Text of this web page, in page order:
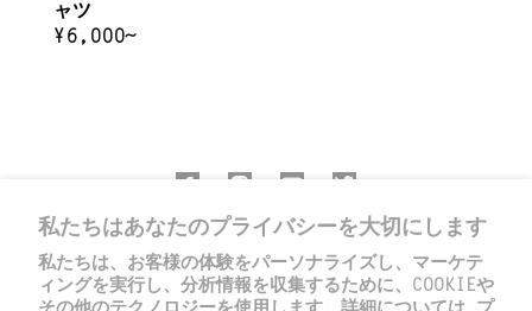
私たちはあなたのプライバシーを大切にします
私たちは、お客様の体験をパーソナライズし、マーケテ
ィングを実行し、分析情報を収集するために、COOKIEや
ャツ
REGULAR
¥6,000~